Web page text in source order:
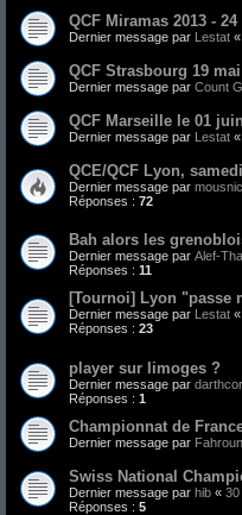
QCF Miramas 2013 -
Dernier message par Lestat «
QCF Strasbourg 19 mai
Dernier message par Count
QCF Marseille le 01
Dernier message par Lestat «
QCE/QCF Lyon,
Dernier message par
Réponses : 72
Bah alors les
Dernier message par Alef-
Réponses : 11
[Tournoi] Lyon "passe
Dernier message par Lestat «
Réponses : 23
player sur limoges ?
Dernier message par
Réponses : 1
Championnat de
Dernier message par Fahroun
Swiss National
Dernier message par hib « 30
Réponses : 5